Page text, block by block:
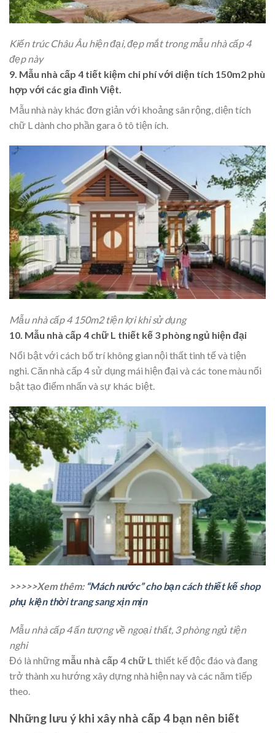
Kiến trúc Châu Âu hiện đại, đẹp mắt trong mẫu nhà cấp 4
đẹp này
9. Mẫu nhà cấp 4 tiết kiệm chi phí với diện tích 150m2 phù
hợp với các gia đình Việt.
Mẫu nhà này khác đơn giản với khoảng sân rộng, diện tích
chữ L dành cho phần gara ô tô tiện ích.
Mẫu nhà cấp 4 150m2 tiện lợi khi sử dụng
10. Mẫu nhà cấp 4 chữ L thiết kế 3 phòng ngủ hiện đại
Nổi bật với cách bố trí không gian nội thất tinh tế và tiện
nghi. Căn nhà cấp 4 sử dụng mái hiện đại và các tone màu nổi
bật tạo điểm nhấn và sự khác biệt.
>>>>>Xem thêm: “Mách nước” cho bạn cách thiết kế shop
phụ kiện thời trang sang xịn mịn
Mẫu nhà cấp 4 ấn tượng về ngoại thất, 3 phòng ngủ tiện
nghi
Đó là những mẫu nhà cấp 4 chữ L thiết kế độc đáo và đang
trở thành xu hướng xây dựng nhà hiện nay và các năm tiếp
theo.
Những lưu ý khi xây nhà cấp 4 bạn nên biết